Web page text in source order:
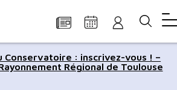
cookies
à
au
au
Conservatoire : inscrivez-vous ! –
Régional de Toulouse